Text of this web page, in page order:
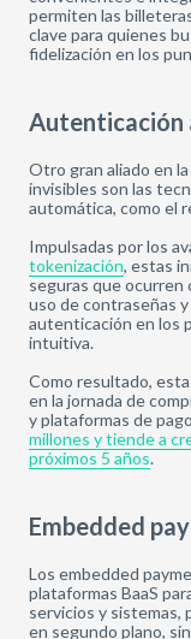
permiten las
clave para quienes
fidelización en los
Autenticación
Otro gran aliado en
invisibles son las
automática, como el
Impulsadas por los
tokenización, estas
seguras que ocurren
uso de contraseñas
autenticación en los
intuitiva.
Como resultado,
en la jornada de
y plataformas de
millones y tiende a
próximos 5 años.
Embedded
Los embedded
plataformas BaaS
servicios y sistemas,
en segundo plano,